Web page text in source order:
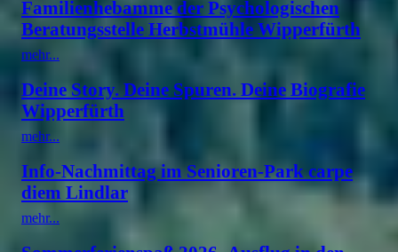
Familienhebamme der Psychologischen
Beratungsstelle Herbstmühle Wipperfürth
mehr...
Deine Story. Deine Spuren. Deine Biografie
Wipperfürth
mehr...
Info-Nachmittag im Senioren-Park carpe
diem Lindlar
mehr...